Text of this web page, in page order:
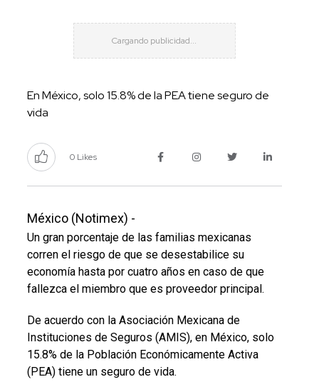
En México, solo 15.8% de la PEA tiene seguro de
vida
0 Likes
México (Notimex) -
Un gran porcentaje de las familias mexicanas
corren el riesgo de que se desestabilice su
economía hasta por cuatro años en caso de que
fallezca el miembro que es proveedor principal.
De acuerdo con la Asociación Mexicana de
Instituciones de Seguros (AMIS), en México, solo
15.8% de la Población Económicamente Activa
(PEA) tiene un seguro de vida.